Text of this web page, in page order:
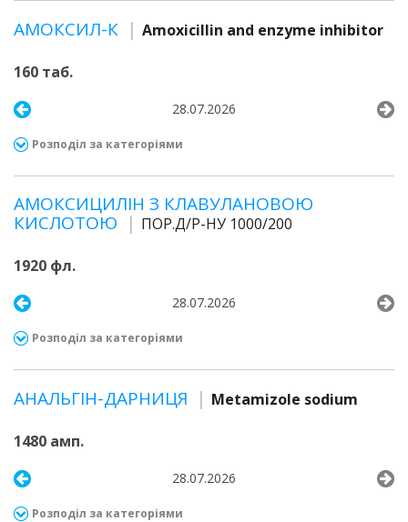
АМОКСИЛ-К Amoxicillin and enzyme inhibitor
160 таб.
28.07.2026
Розподіл за категоріями
АМОКСИЦИЛІН З КЛАВУЛАНОВОЮ
КИСЛОТОЮ
ПОР.Д/Р-НУ 1000/200
1920 фл.
28.07.2026
Розподіл за категоріями
АНАЛЬГІН-ДАРНИЦЯ Metamizole sodium
1480 амп.
28.07.2026
Розподіл за категоріями